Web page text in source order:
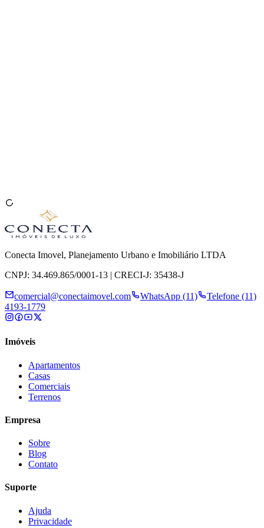
Conecta Imovel, Planejamento Urbano e Imobiliário LTDA
CNPJ: 34.469.865/0001-13 | CRECI-J: 35438-J
comercial@conectaimovel.com WhatsApp (11)
Telefone (11)
4193-1779
Imóveis
Apartamentos
Casas
Comerciais
Terrenos
Empresa
Sobre
Blog
Contato
Suporte
Ajuda
Privacidade